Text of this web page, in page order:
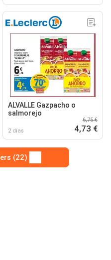
ALVALLE Gazpacho o
salmorejo
2 días
6,75 €
4,73 €
(22)